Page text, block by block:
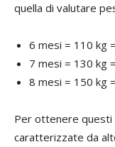
quella di valutare
6 mesi = 110 kg
7 mesi = 130 kg
8 mesi = 150 kg
Per ottenere questi
caratterizzate da